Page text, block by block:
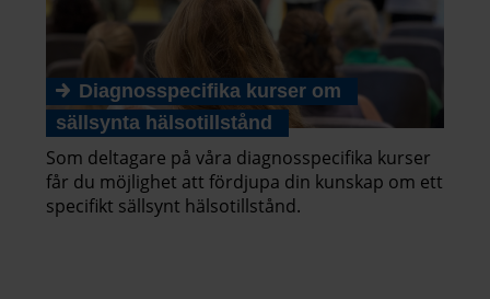
Diagnosspecifika kurser om
sällsynta hälsotillstånd
Som deltagare på våra diagnosspecifika kurser
får du möjlighet att fördjupa din kunskap om ett
specifikt sällsynt hälsotillstånd.